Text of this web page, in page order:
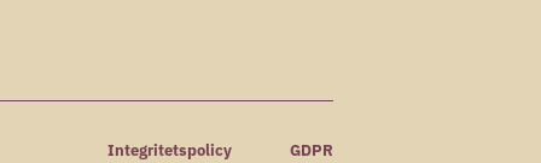
Integritetspolicy GDPR